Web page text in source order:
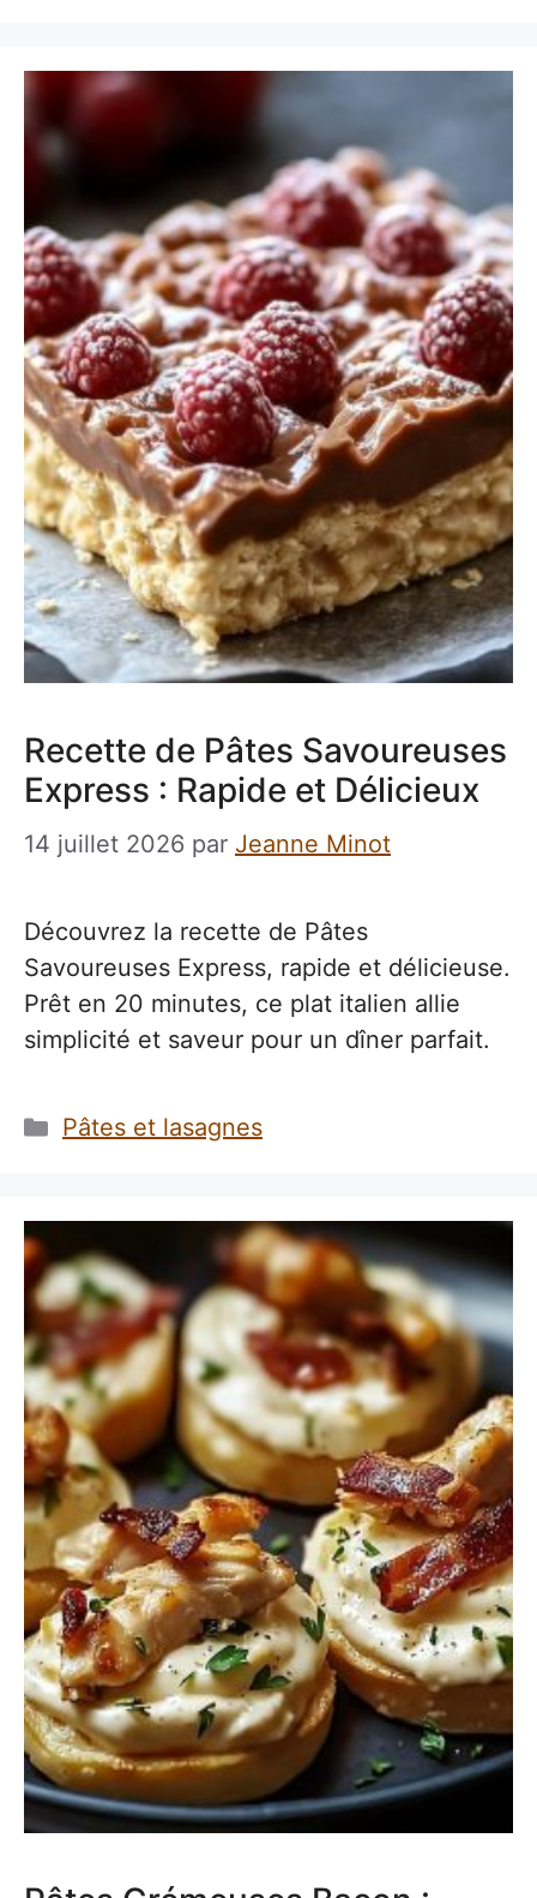
Recette de Pâtes Savoureuses
Express : Rapide et Délicieux
14 juillet 2026 par Jeanne Minot
Découvrez la recette de Pâtes
Savoureuses Express, rapide et délicieuse.
Prêt en 20 minutes, ce plat italien allie
simplicité et saveur pour un dîner parfait.
Catégories
Pâtes et lasagnes